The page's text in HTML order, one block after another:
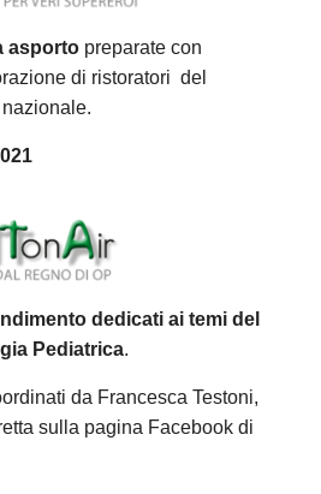
asporto preparate con
di ristoratori del
dedicati ai temi del
Pediatrica.
da Francesca Testoni,
sulla pagina Facebook di